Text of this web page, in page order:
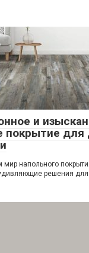
и
покрытие для
напольного
решения для